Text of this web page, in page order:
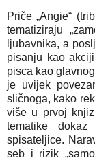
Priče „Angie“
tematiziraju
ljubavnika, a
pisanju kao
pisca kao
je uvijek
sličnoga, kako
više u prvoj
tematike
spisateljice.
seb i rizik